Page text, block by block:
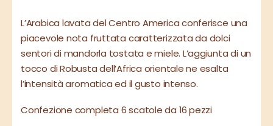
L’Arabica lavata del Centro America conferisce una
piacevole nota fruttata caratterizzata da dolci
sentori di mandorla tostata e miele. L’aggiunta di un
tocco di Robusta dell’Africa orientale ne esalta
l’intensità aromatica ed il gusto intenso.
Confezione completa 6 scatole da 16 pezzi